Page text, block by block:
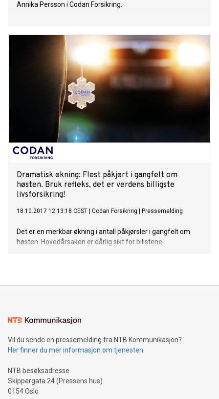
Annika Persson i Codan Forsikring.
Dramatisk økning: Flest påkjørt i gangfelt om
høsten. Bruk refleks, det er verdens billigste
livsforsikring!
18.10.2017 12:13:18 CEST Codan Forsikring Pressemelding
Det er en merkbar økning i antall påkjørsler i gangfelt om
høsten. Hovedårsaken er dårlig sikt for bilistene.
Vil du sende en pressemelding fra NTB Kommunikasjon?
Her finner du mer informasjon om tjenesten
NTB besøksadresse
Skippergata 24 (Pressens hus)
0154 Oslo